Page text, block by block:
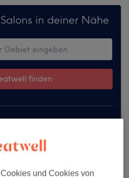
in deiner Nähe
finden
und Cookies von